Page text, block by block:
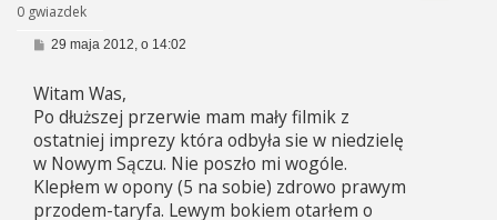
0 gwiazdek
P
t
29 maja 2012, o 14:02
Witam Was,
Po dłuższej przerwie mam mały filmik z
ostatniej imprezy która odbyła sie w niedzielę
w Nowym Sączu. Nie poszło mi wogóle.
Klepłem w opony (5 na sobie) zdrowo prawym
przodem-taryfa. Lewym bokiem otarłem o